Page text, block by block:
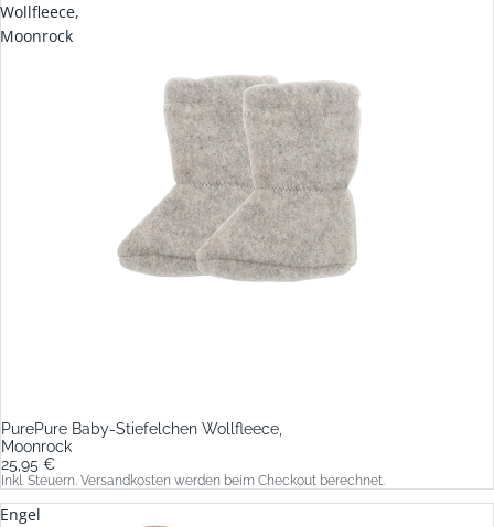
Wollfleece,
Moonrock
PurePure Baby-Stiefelchen Wollfleece,
Moonrock
25,95 €
Inkl. Steuern. Versandkosten werden beim Checkout berechnet.
Engel